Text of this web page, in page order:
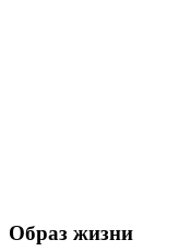
Образ жизни